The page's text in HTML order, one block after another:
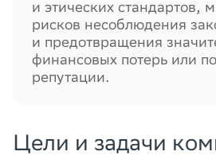
и этических стандартов,
рисков несоблюдения
и предотвращения
финансовых потерь или
репутации.
Цели и задачи